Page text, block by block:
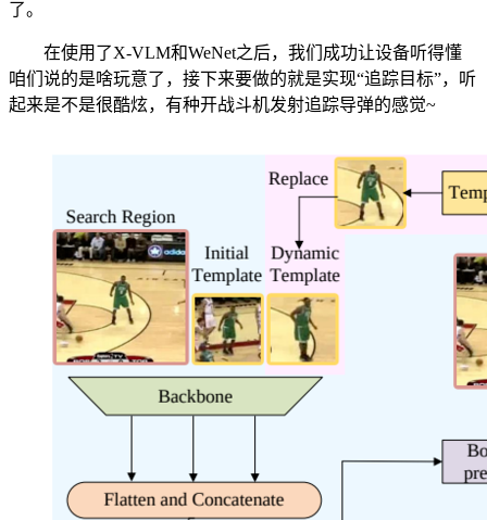
了。
在使用了X-VLM和WeNet之后，我们成功让设备听得懂
咱们说的是啥玩意了，接下来要做的就是实现“追踪目标”，听
起来是不是很酷炫，有种开战斗机发射追踪导弹的感觉~